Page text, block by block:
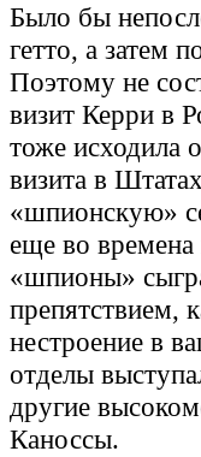
Было бы
гетто, а затем
Поэтому не
визит Керри в
тоже исходила
визита в
«шпионскую»
еще во времена
«шпионы»
препятствием,
нестроение в
отделы
другие
Каноссы.